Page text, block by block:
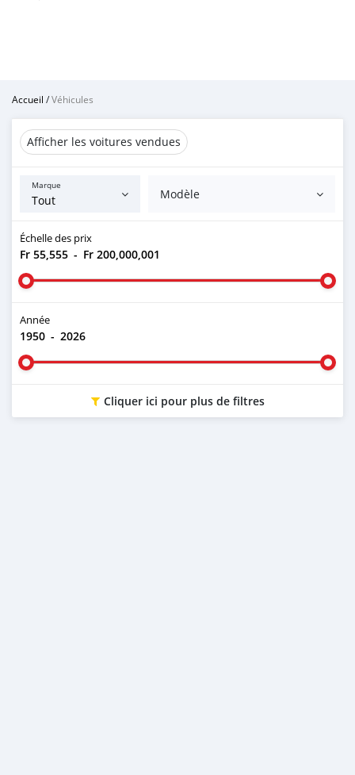
Accueil /Véhicules
Afficher les voitures vendues
Marque
Modèle
Échelle des prix
Fr 55,555 - Fr 200,000,001
Année
1950 - 2026
Cliquer ici pour plus de filtres